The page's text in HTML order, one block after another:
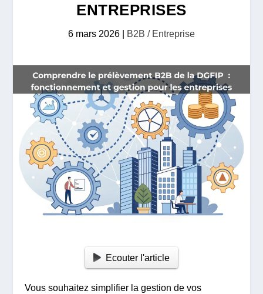
ENTREPRISES
6 mars 2026 B2B / Entreprise
Ecouter l'article
Vous souhaitez simplifier la gestion de vos